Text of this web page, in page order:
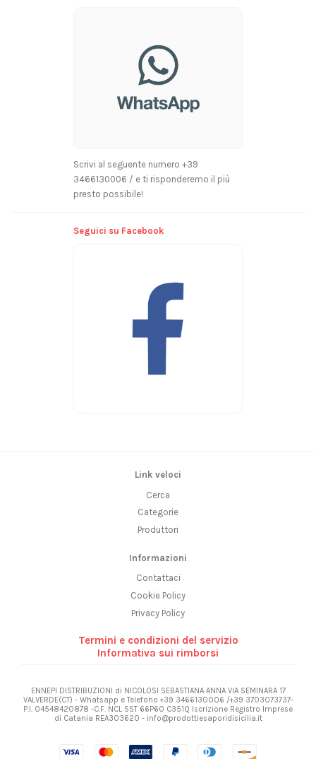
Scrivi al seguente numero +39
3466130006 / e ti risponderemo il più
presto possibile!
Seguici su Facebook
Link veloci
Cerca
Categorie
Produttori
Informazioni
Contattaci
Cookie Policy
Privacy Policy
Termini e condizioni del servizio
Informativa sui rimborsi
ENNEPI DISTRIBUZIONI di NICOLOSI SEBASTIANA ANNA VIA SEMINARA 17
VALVERDE(CT) - Whatsapp e Telefono +39 3466130006 /+39 3703073737-
P.I. 04548420878 -C.F. NCL SST 66P60 C351Q Iscrizione Registro Imprese
di Catania REA303620 - info@prodottiesaporidisicilia.it